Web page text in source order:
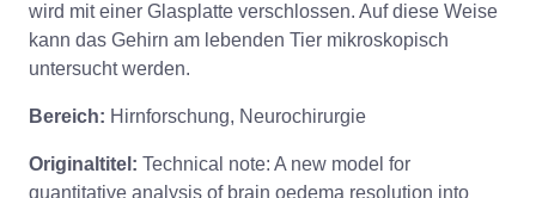
wird mit einer Glasplatte verschlossen. Auf diese Weise
kann das Gehirn am lebenden Tier mikroskopisch
untersucht werden.
Bereich: Hirnforschung, Neurochirurgie
Originaltitel: Technical note: A new model for
quantitative analysis of brain oedema resolution into